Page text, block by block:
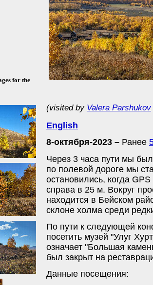
for the
(visited by Valera Parshukov
English
8-октября-2023 – Ранее
Через 3 часа пути мы
по полевой дороге мы
остановились, когда
справа в 25 м. Вокруг
находится в Бейском
склоне холма среди
По пути к следующей
посетить музей "Улуг
означает "Большая
был закрыт на
Данные посещения: